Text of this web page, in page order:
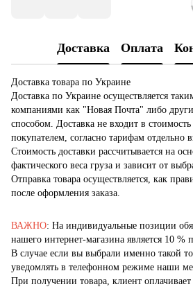
Доставка Оплата
Доставка товара по Украине
Доставка по Украине осуществляется
компаниями как "Новая Почта" либо
способом. Доставка не входит в стоимость
покупателем, согласно тарифам отдельно
Стоимость доставки рассчитывается на
фактического веса груза и зависит от
Отправка товара осуществляется, как
после оформления заказа.
ВАЖНО: На индивидуальные позиции
нашего интернет-магазина является 10 %
В случае если вы выбрали именно такой
уведомлять в телефонном режиме наши
При получении товара, клиент